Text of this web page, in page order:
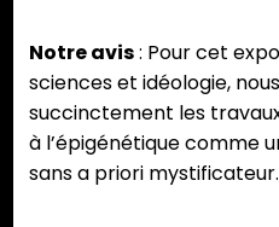
Notre avis: Pour cet
sciences et idéologie,
succinctement les
à l’épigénétique comme
sans a priori mystificateur.